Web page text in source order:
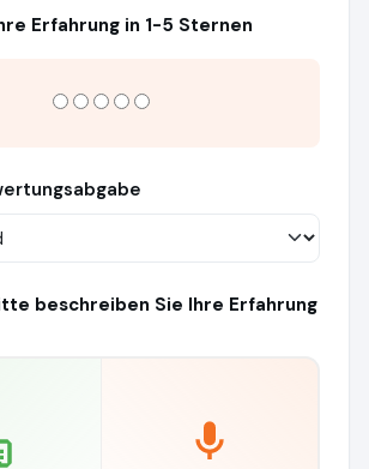
Erfahrung in 1-5 Sternen
beschreiben Sie Ihre Erfahrung